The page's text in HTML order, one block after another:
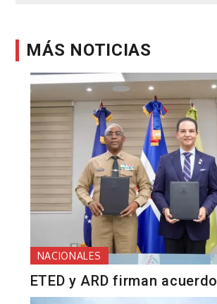
MÁS NOTICIAS
NACIONALES
ETED y ARD firman acuerdo